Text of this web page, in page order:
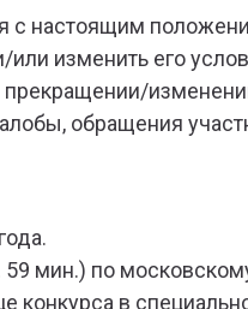
с настоящим
изменить его
обращения
59 мин.) по
конкурса в